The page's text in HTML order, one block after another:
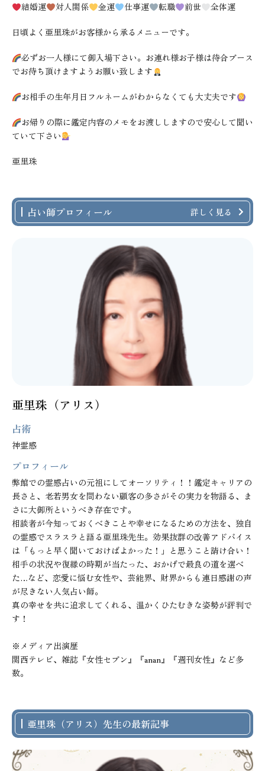
結婚運
対人関係 金運 仕事運 転職 前世 全体運
日頃よく亜里珠がお客様から承るメニューです。
必ずお一人様にて御入場下さい。お連れ様お子様は待合ブース
でお待ち頂けますようお願い致します
お相手の生年月日フルネームがわからなくても大丈夫です
お帰りの際に鑑定内容のメモをお渡ししますので安心して聞い
ていて下さい
亜里珠
占い師プロフィール 詳しく見る
亜里珠（アリス）
占術
神霊感
プロフィール
弊館での霊感占いの元祖にしてオーソリティ！！鑑定キャリアの
長さと、老若男女を問わない顧客の多さがその実力を物語る、ま
さに大御所というべき存在です。
相談者が今知っておくべきことや幸せになるための方法を、独自
の霊感でスラスラと語る亜里珠先生。効果抜群の改善アドバイス
は「もっと早く聞いておけばよかった！」と思うこと請け合い！
相手の状況や復縁の時期が当たった、おかげで最良の道を選べ
た…など、恋愛に悩む女性や、芸能界、財界からも連日感謝の声
が尽きない人気占い師。
真の幸せを共に追求してくれる、温かくひたむきな姿勢が評判で
す！
※メディア出演歴
関西テレビ、雑誌『女性セブン』『anan』『週刊女性』など多
数。
亜里珠（アリス）先生の最新記事